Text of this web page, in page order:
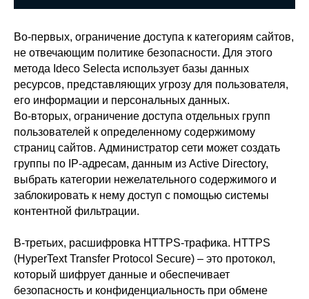
Во-первых, ограничение доступа к категориям сайтов,
не отвечающим политике безопасности. Для этого
метода Ideco Selecta использует базы данных
ресурсов, представляющих угрозу для пользователя,
его информации и персональных данных.
Во-вторых, ограничение доступа отдельных групп
пользователей к определенному содержимому
страниц сайтов. Администратор сети может создать
группы по IP-адресам, данным из Active Directory,
выбрать категории нежелательного содержимого и
заблокировать к нему доступ с помощью системы
контентной фильтрации.
В-третьих, расшифровка HTTPS-трафика. HTTPS
(HyperText Transfer Protocol Secure) – это протокол,
который шифрует данные и обеспечивает
безопасность и конфиденциальность при обмене